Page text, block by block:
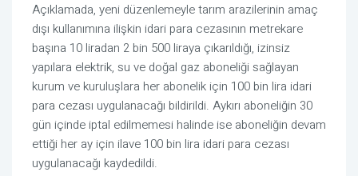
Açıklamada, yeni düzenlemeyle tarım arazilerinin amaç
dışı kullanımına ilişkin idari para cezasının metrekare
başına 10 liradan 2 bin 500 liraya çıkarıldığı, izinsiz
yapılara elektrik, su ve doğal gaz aboneliği sağlayan
kurum ve kuruluşlara her abonelik için 100 bin lira idari
para cezası uygulanacağı bildirildi. Aykırı aboneliğin 30
gün içinde iptal edilmemesi halinde ise aboneliğin devam
ettiği her ay için ilave 100 bin lira idari para cezası
uygulanacağı kaydedildi.